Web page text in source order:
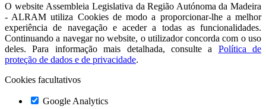
O website Assembleia Legislativa da Região Autónoma da Madeira
- ALRAM utiliza Cookies de modo a proporcionar-lhe a melhor
experiência de navegação e aceder a todas as funcionalidades.
Continuando a navegar no website, o utilizador concorda com o uso
deles. Para informação mais detalhada, consulte a
Política de
proteção de dados e de privacidade.
Cookies facultativos
Google Analytics